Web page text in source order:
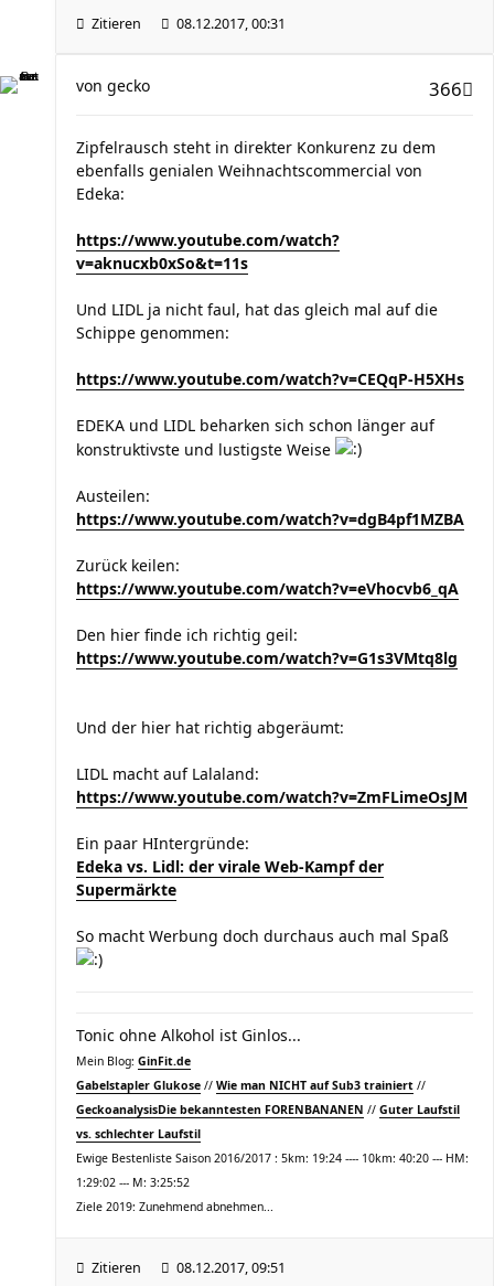
Zitieren 08.12.2017, 00:31
366
von gecko
Zipfelrausch steht in direkter Konkurenz zu dem
ebenfalls genialen Weihnachtscommercial von
Edeka:
https://www.youtube.com/watch?
v=aknucxb0xSo&t=11s
Und LIDL ja nicht faul, hat das gleich mal auf die
Schippe genommen:
https://www.youtube.com/watch?v=CEQqP-H5XHs
EDEKA und LIDL beharken sich schon länger auf
konstruktivste und lustigste Weise
Austeilen:
https://www.youtube.com/watch?v=dgB4pf1MZBA
Zurück keilen:
https://www.youtube.com/watch?v=eVhocvb6_qA
Den hier finde ich richtig geil:
https://www.youtube.com/watch?v=G1s3VMtq8lg
Und der hier hat richtig abgeräumt:
LIDL macht auf Lalaland:
https://www.youtube.com/watch?v=ZmFLimeOsJM
Ein paar HIntergründe:
Edeka vs. Lidl: der virale Web-Kampf der
Supermärkte
So macht Werbung doch durchaus auch mal Spaß
Tonic ohne Alkohol ist Ginlos...
Mein Blog: GinFit.de
Gabelstapler Glukose // Wie man NICHT auf Sub3 trainiert //
GeckoanalysisDie bekanntesten FORENBANANEN // Guter Laufstil
vs. schlechter Laufstil
Ewige Bestenliste Saison 2016/2017 : 5km: 19:24 ---- 10km: 40:20 --- HM:
1:29:02 --- M: 3:25:52
Ziele 2019: Zunehmend abnehmen...
Zitieren 08.12.2017, 09:51